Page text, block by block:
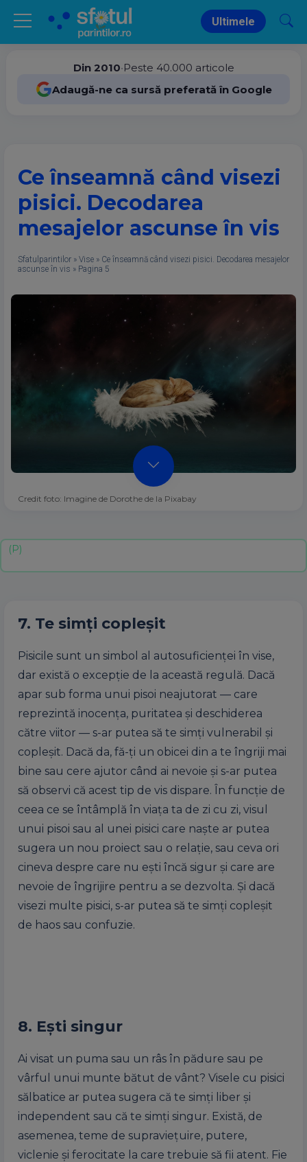
Ultimele
Din 2010•Peste 40.000 articole
Adaugă-ne ca sursă preferată în Google
Ce înseamnă când visezi
pisici. Decodarea
mesajelor ascunse în vis
Sfatulparintilor » Vise » Ce înseamnă când visezi pisici. Decodarea mesajelor
ascunse în vis » Pagina 5
Credit foto: Imagine de Dorothe de la Pixabay
7. Te simți copleșit
Pisicile sunt un simbol al autosuficienței în vise,
dar există o excepție de la această regulă. Dacă
apar sub forma unui pisoi neajutorat — care
reprezintă inocența, puritatea și deschiderea
către viitor — s-ar putea să te simți vulnerabil și
copleșit. Dacă da, fă-ți un obicei din a te îngriji mai
bine sau cere ajutor când ai nevoie și s-ar putea
să observi că acest tip de vis dispare. În funcție de
ceea ce se întâmplă în viața ta de zi cu zi, visul
unui pisoi sau al unei pisici care naște ar putea
sugera un nou proiect sau o relație, sau ceva ori
cineva despre care nu ești încă sigur și care are
nevoie de îngrijire pentru a se dezvolta. Și dacă
visezi multe pisici, s-ar putea să te simți copleșit
de haos sau confuzie.
8. Ești singur
Ai visat un puma sau un râs în pădure sau pe
vârful unui munte bătut de vânt? Visele cu pisici
sălbatice ar putea sugera că te simți liber și
independent sau că te simți singur. Există, de
asemenea, teme de supraviețuire, putere,
viclenie și ferocitate la care trebuie să fii atent. Fie